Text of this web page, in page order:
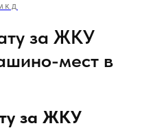
за ЖКУ
мест в
за ЖКУ